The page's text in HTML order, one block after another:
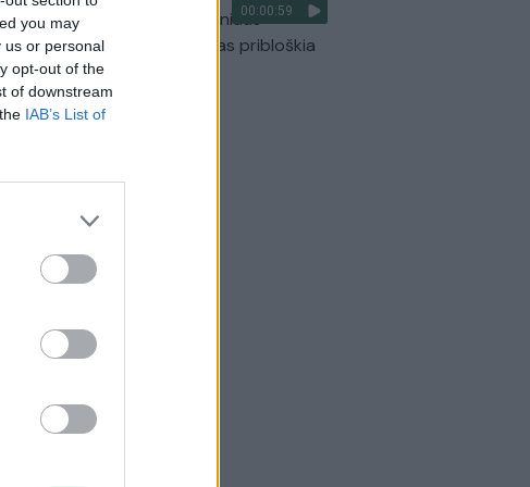
you may
us or personal
opt-out of the
of downstream
IAB’s List of
00:00:59
Nufilmavo, kaip patvino Vilniaus
Vakarinis aplinkkelis: vaizdas pribloškia